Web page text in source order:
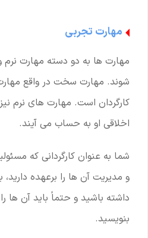
مهارت تجربی
مهارت ها به دو دسته مهارت
شوند. مهارت سخت در واقع
کارگردان است. مهارت های نرم
اخلاقی او به حساب می آیند.
شما به عنوان کارگردانی که
و مدیریت آن ها را برعهده
داشته باشید و حتماً باید آن ها
بنویسید.